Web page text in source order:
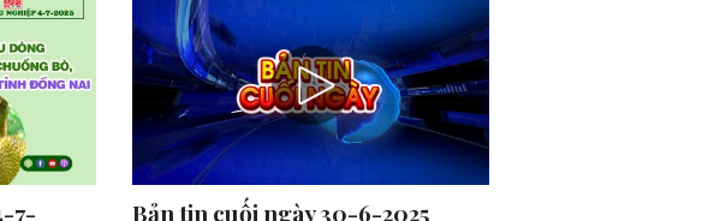
7- Bản tin cuối ngày 30-6-2025